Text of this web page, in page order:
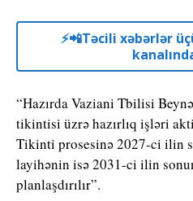
⚡️📲Təcili xəbərlər
“Hazırda Vaziani Tbilisi
tikintisi üzrə hazırlıq işləri
Tikinti prosesinə 2027-ci ilin
layihənin isə 2031-ci ilin
planlaşdırılır”.